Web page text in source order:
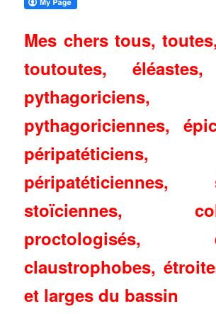
Mes chers tous,
toutoutes,
pythagoriciens,
pythagoriciennes,
péripatéticiens,
péripatéticiennes,
stoïciennes,
proctologisés,
claustrophobes,
et larges du bassin